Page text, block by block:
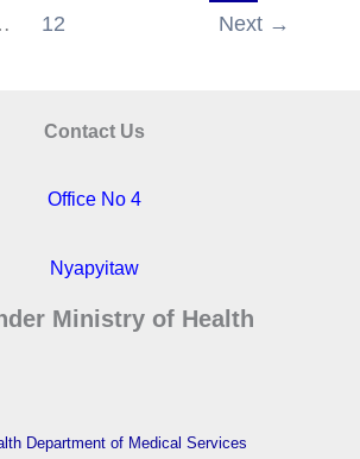
12 Next →
Contact Us
Office No 4
Nyapyitaw
Ministry of Health
Department of Medical Services